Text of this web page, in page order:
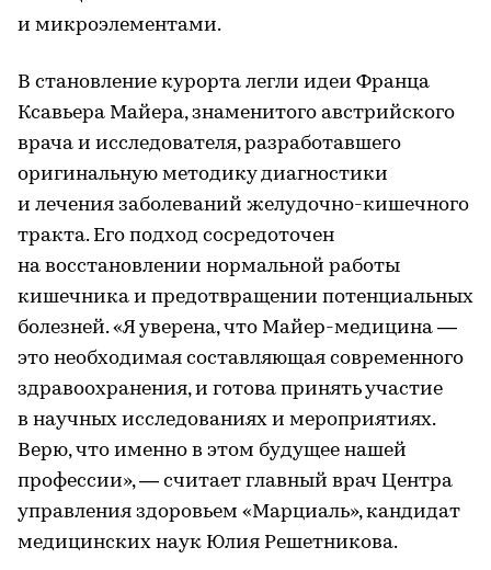
и микроэлементами.
В становление курорта легли идеи Франца
Ксавьера Майера, знаменитого австрийского
врача и исследователя, разработавшего
оригинальную методику диагностики
и лечения заболеваний желудочно-кишечного
тракта. Его подход сосредоточен
на восстановлении нормальной работы
кишечника и предотвращении потенциальных
болезней. «Я уверена, что Майер-медицина —
это необходимая составляющая современного
здравоохранения, и готова принять участие
в научных исследованиях и мероприятиях.
Верю, что именно в этом будущее нашей
профессии», — считает главный врач Центра
управления здоровьем «Марциаль», кандидат
медицинских наук Юлия Решетникова.